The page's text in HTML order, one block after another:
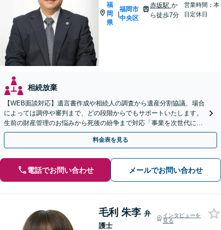
福
岡
県
|
福岡市
中央区
赤坂駅 か
ら徒歩7分
営業時間：本
日定休日
相続放棄
【WEB面談対応】遺言書作成や相続人の調査から遺産分割協議、場合
によっては調停や審判まで、どの段階からでもサポートいたします。
生前の財産管理のお悩みから死後の紛争まで対応「事業を次世代に引
き継ぐ安心の事業承継をサポート」【完全個室相談】
料金表を見る
電話でお問い合わせ メールでお問い合わせ
毛利 朱李 弁
護士
インタビューを
見る